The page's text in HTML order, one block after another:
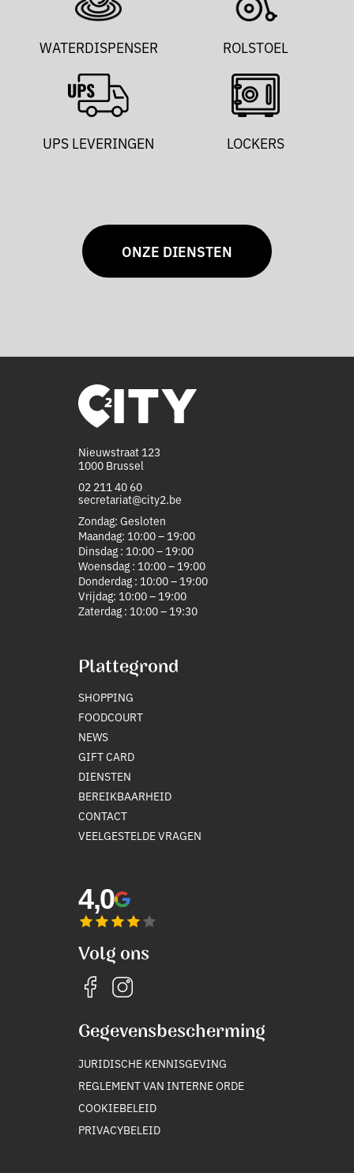
WATERDISPENSER ROLSTOEL
UPS LEVERINGEN LOCKERS
ONZE DIENSTEN
Nieuwstraat 123
1000 Brussel
02 211 40 60
secretariat@city2.be
Zondag: Gesloten
Maandag: 10:00 – 19:00
Dinsdag : 10:00 – 19:00
Woensdag : 10:00 – 19:00
Donderdag : 10:00 – 19:00
Vrijdag: 10:00 – 19:00
Zaterdag : 10:00 – 19:30
Plattegrond
SHOPPING
FOODCOURT
NEWS
GIFT CARD
DIENSTEN
BEREIKBAARHEID
CONTACT
VEELGESTELDE VRAGEN
4,0
Volg ons
Gegevensbescherming
JURIDISCHE KENNISGEVING
REGLEMENT VAN INTERNE ORDE
COOKIEBELEID
PRIVACYBELEID